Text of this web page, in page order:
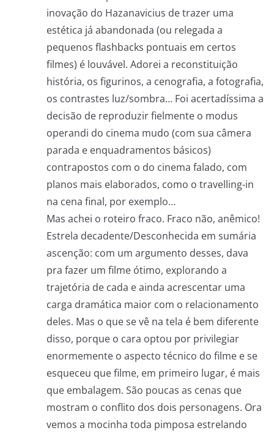
inovação do Hazanavicius de trazer uma
estética já abandonada (ou relegada a
pequenos flashbacks pontuais em certos
filmes) é louvável. Adorei a reconstituição
história, os figurinos, a cenografia, a fotografia,
os contrastes luz/sombra… Foi acertadíssima a
decisão de reproduzir fielmente o modus
operandi do cinema mudo (com sua câmera
parada e enquadramentos básicos)
contrapostos com o do cinema falado, com
planos mais elaborados, como o travelling-in
na cena final, por exemplo…
Mas achei o roteiro fraco. Fraco não, anêmico!
Estrela decadente/Desconhecida em sumária
ascenção: com um argumento desses, dava
pra fazer um filme ótimo, explorando a
trajetória de cada e ainda acrescentar uma
carga dramática maior com o relacionamento
deles. Mas o que se vê na tela é bem diferente
disso, porque o cara optou por privilegiar
enormemente o aspecto técnico do filme e se
esqueceu que filme, em primeiro lugar, é mais
que embalagem. São poucas as cenas que
mostram o conflito dos dois personagens. Ora
vemos a mocinha toda pimposa estrelando